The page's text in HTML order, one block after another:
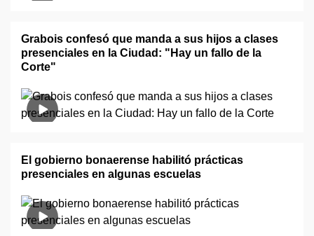
Grabois confesó que manda a sus hijos a clases
presenciales en la Ciudad: "Hay un fallo de la
Corte"
El gobierno bonaerense habilitó prácticas
presenciales en algunas escuelas